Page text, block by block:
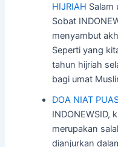
HIJRIAH Salam
Sobat
menyambut
Seperti yang
tahun hijriah
bagi umat
DOA NIAT
INDONEWSID,
merupakan
dianjurkan